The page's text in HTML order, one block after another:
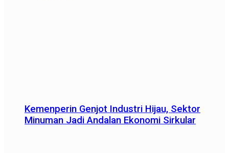
Kemenperin Genjot Industri Hijau, Sektor
Minuman Jadi Andalan Ekonomi Sirkular